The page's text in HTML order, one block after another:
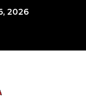
2026